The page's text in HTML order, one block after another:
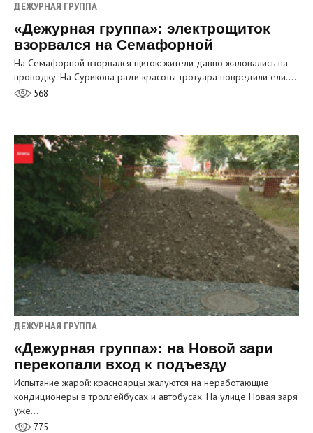
ДЕЖУРНАЯ ГРУППА
«Дежурная группа»: электрощиток
взорвался на Семафорной
На Семафорной взорвался щиток: жители давно жаловались на
проводку. На Сурикова ради красоты тротуара повредили ели.…
568
ДЕЖУРНАЯ ГРУППА
«Дежурная группа»: на Новой зари
перекопали вход к подъезду
Испытание жарой: красноярцы жалуются на неработающие
кондиционеры в троллейбусах и автобусах. На улице Новая заря
уже…
775